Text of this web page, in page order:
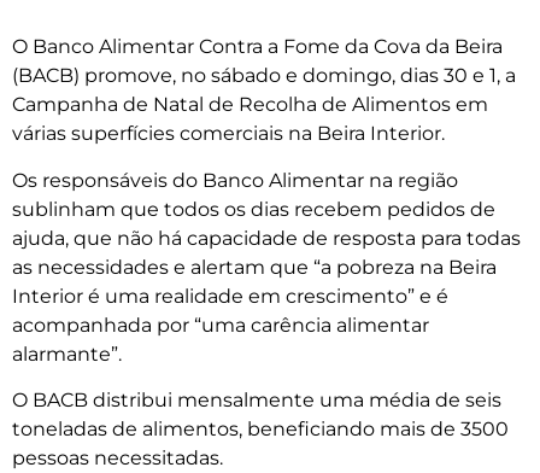
O Banco Alimentar Contra a Fome da Cova da Beira
(BACB) promove, no sábado e domingo, dias 30 e 1, a
Campanha de Natal de Recolha de Alimentos em
várias superfícies comerciais na Beira Interior.
Os responsáveis do Banco Alimentar na região
sublinham que todos os dias recebem pedidos de
ajuda, que não há capacidade de resposta para todas
as necessidades e alertam que “a pobreza na Beira
Interior é uma realidade em crescimento” e é
acompanhada por “uma carência alimentar
alarmante”.
O BACB distribui mensalmente uma média de seis
toneladas de alimentos, beneficiando mais de 3500
pessoas necessitadas.